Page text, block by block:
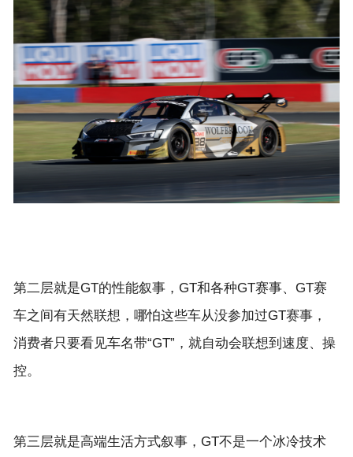
第二层就是GT的性能叙事，GT和各种GT赛事、GT赛
车之间有天然联想，哪怕这些车从没参加过GT赛事，
消费者只要看见车名带“GT”，就自动会联想到速度、操
第三层就是高端生活方式叙事，GT不是一个冰冷技术